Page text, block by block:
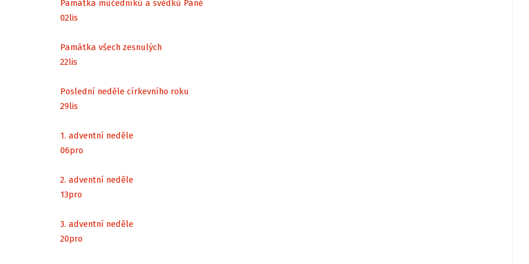
Památka mučedníků a svědků Páně
02lis
Památka všech zesnulých
22lis
Poslední neděle církevního roku
29lis
1. adventní neděle
06pro
2. adventní neděle
13pro
3. adventní neděle
20pro